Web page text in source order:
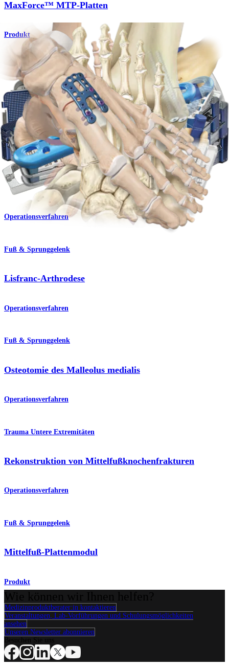
MaxForce™ MTP-Platten
Produkt
Fuß & Sprunggelenk
Arthrodese des MTP-Gelenks
Operationsverfahren
Fuß & Sprunggelenk
Chevron-Osteotomie
Operationsverfahren
Fuß & Sprunggelenk
Lisfranc-Arthrodese
Operationsverfahren
Fuß & Sprunggelenk
Osteotomie des Malleolus medialis
Operationsverfahren
Trauma Untere Extremitäten
Rekonstruktion von Mittelfußknochenfrakturen
Operationsverfahren
Fuß & Sprunggelenk
Mittelfuß-Plattenmodul
Produkt
Medizinproduktberater:in kontaktieren
Veranstaltungen, Lab-Vorführungen und Schulungsmöglichkeiten
ansehen
Unseren Newsletter abonnieren